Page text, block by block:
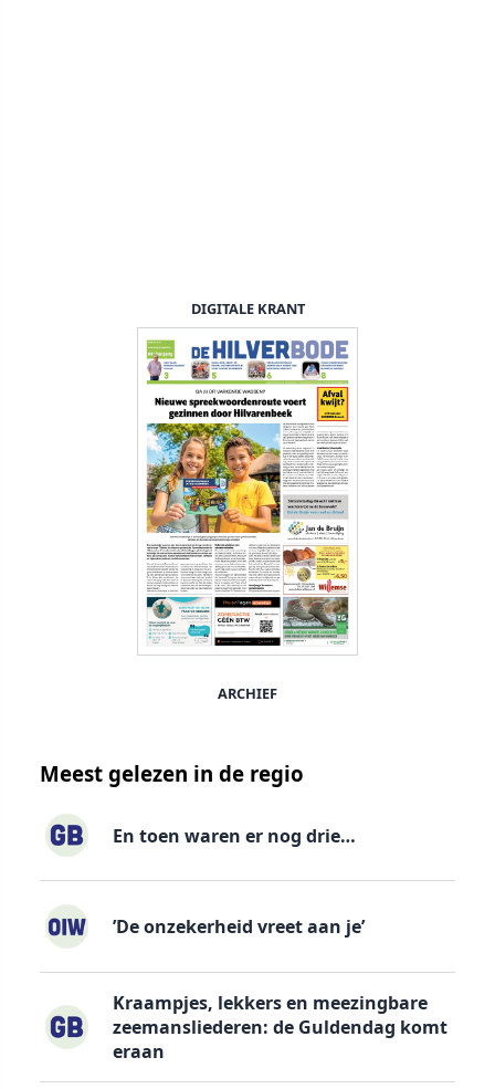
DIGITALE KRANT
ARCHIEF
Meest gelezen in de regio
En toen waren er nog drie…
’De onzekerheid vreet aan je’
Kraampjes, lekkers en meezingbare
zeemansliederen: de Guldendag komt
eraan